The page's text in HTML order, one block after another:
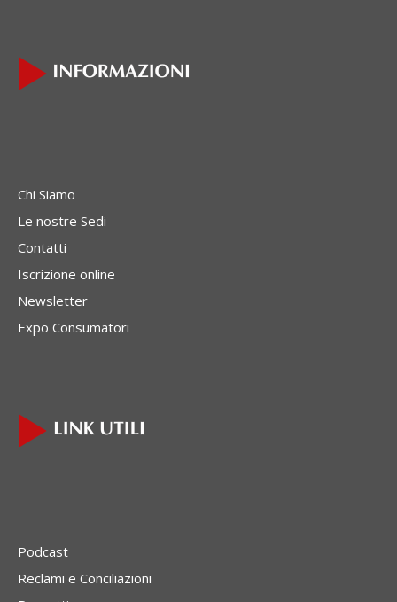
Chi Siamo
Le nostre Sedi
Contatti
Iscrizione online
Newsletter
Expo Consumatori
Podcast
Reclami e Conciliazioni